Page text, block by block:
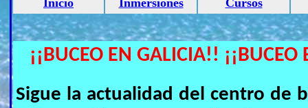
Inicio Inmersiones Cursos
¡¡BUCEO EN GALICIA!!
Sigue la actualidad del centro de